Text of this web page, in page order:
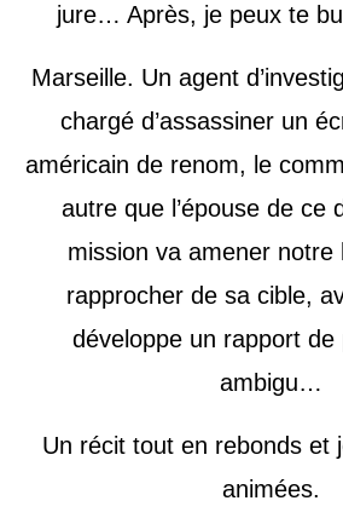
jure… Après, je peux te
Marseille. Un agent
chargé d’assassiner un
américain de renom, le
autre que l’épouse de ce
mission va amener notre
rapprocher de sa cible,
développe un rapport de
ambigu…
Un récit tout en rebonds et
animées.